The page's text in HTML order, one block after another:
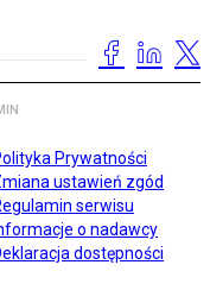
Prywatności
ustawień zgód
serwisu
o nadawcy
dostępności